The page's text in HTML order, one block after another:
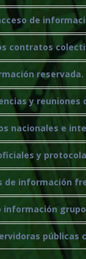
de
contratos
reservada.
y reuniones
nacionales e
y
de información
información
públicas